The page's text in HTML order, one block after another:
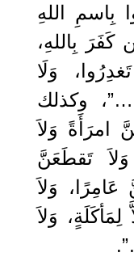
بِاسمِ اللهِ
كَفَرَ بِاللهِ،
وَلَا
وكذلك
امرَأَةً وَلاَ
وَلاَ تَقطَعَنَّ
وَلاَ
وَلاَ